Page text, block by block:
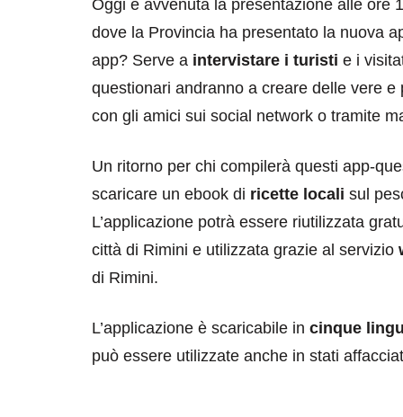
Oggi è avvenuta la presentazione alle ore
dove la Provincia ha presentato la nuova
app? Serve a intervistare i turisti e i
questionari andranno a creare delle vere e
con gli amici sui social network o tramite
Un ritorno per chi compilerà questi app-
scaricare un ebook di ricette locali sul
L’applicazione potrà essere riutilizzata
città di Rimini e utilizzata grazie al servizio
di Rimini.
L’applicazione è scaricabile in cinque
può essere utilizzate anche in stati